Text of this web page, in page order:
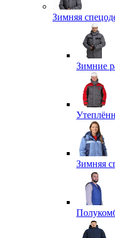
Зимняя
Зимние
Зимняя